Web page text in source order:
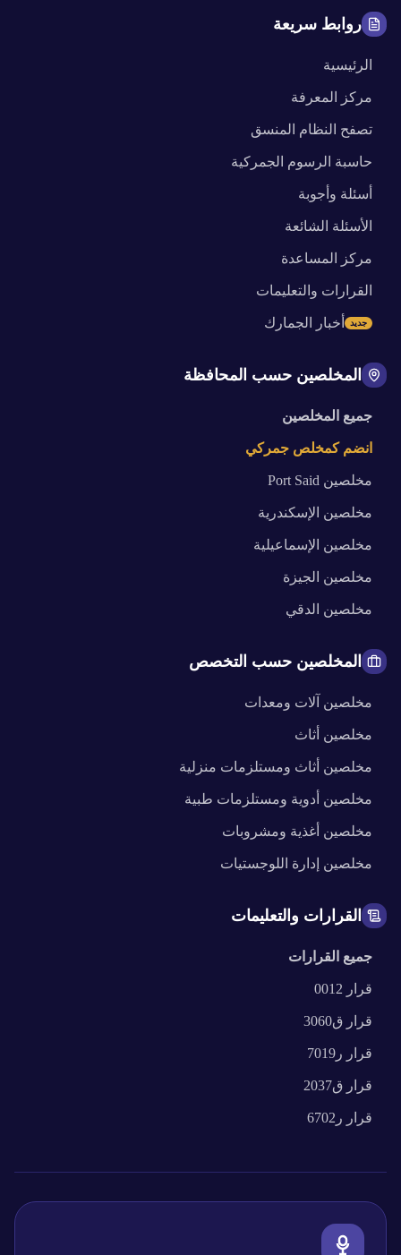
روابط سريعة
الرئيسية
مركز المعرفة
تصفح النظام المنسق
حاسبة الرسوم الجمركية
أسئلة وأجوبة
الأسئلة الشائعة
مركز المساعدة
القرارات والتعليمات
أخبار الجمارك جديد
المخلصين حسب المحافظة
جميع المخلصين
انضم كمخلص جمركي
مخلصين Port Said
مخلصين الإسكندرية
مخلصين الإسماعيلية
مخلصين الجيزة
مخلصين الدقي
المخلصين حسب التخصص
مخلصين آلات ومعدات
مخلصين أثاث
مخلصين أثاث ومستلزمات منزلية
مخلصين أدوية ومستلزمات طبية
مخلصين أغذية ومشروبات
مخلصين إدارة اللوجستيات
القرارات والتعليمات
جميع القرارات
قرار 0012
قرار ق3060
قرار ر7019
قرار ق2037
قرار ر6702